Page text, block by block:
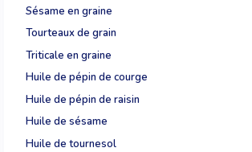
Sésame en graine
Tourteaux de grain
Triticale en graine
Huile de pépin de courge
Huile de pépin de raisin
Huile de sésame
Huile de tournesol